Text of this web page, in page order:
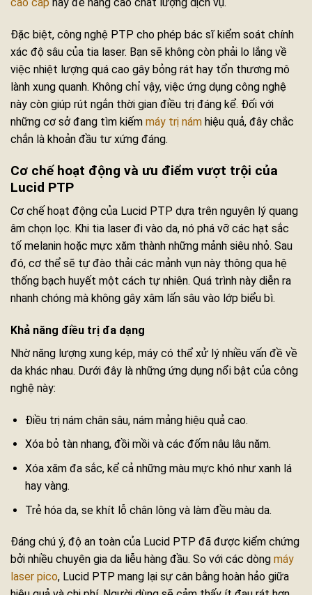
Đặc biệt, công nghệ PTP cho phép bác sĩ kiểm soát chính
xác độ sâu của tia laser. Bạn sẽ không còn phải lo lắng về
việc nhiệt lượng quá cao gây bỏng rát hay tổn thương mô
lành xung quanh. Không chỉ vậy, việc ứng dụng công nghệ
này còn giúp rút ngắn thời gian điều trị đáng kể. Đối với
những cơ sở đang tìm kiếm máy trị nám hiệu quả, đây chắc
chắn là khoản đầu tư xứng đáng.
Cơ chế hoạt động và ưu điểm vượt trội của
Lucid PTP
Cơ chế hoạt động của Lucid PTP dựa trên nguyên lý quang
âm chọn lọc. Khi tia laser đi vào da, nó phá vỡ các hạt sắc
tố melanin hoặc mực xăm thành những mảnh siêu nhỏ. Sau
đó, cơ thể sẽ tự đào thải các mảnh vụn này thông qua hệ
thống bạch huyết một cách tự nhiên. Quá trình này diễn ra
nhanh chóng mà không gây xâm lấn sâu vào lớp biểu bì.
Khả năng điều trị đa dạng
Nhờ năng lượng xung kép, máy có thể xử lý nhiều vấn đề về
da khác nhau. Dưới đây là những ứng dụng nổi bật của công
nghệ này:
Điều trị nám chân sâu, nám mảng hiệu quả cao.
Xóa bỏ tàn nhang, đồi mồi và các đốm nâu lâu năm.
Xóa xăm đa sắc, kể cả những màu mực khó như xanh lá
hay vàng.
Trẻ hóa da, se khít lỗ chân lông và làm đều màu da.
Đáng chú ý, độ an toàn của Lucid PTP đã được kiểm chứng
bởi nhiều chuyên gia da liễu hàng đầu. So với các dòng máy
laser pico, Lucid PTP mang lại sự cân bằng hoàn hảo giữa